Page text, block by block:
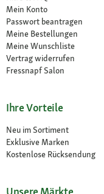
Mein Konto
Passwort beantragen
Meine Bestellungen
Meine Wunschliste
Vertrag widerrufen
Fressnapf Salon
Ihre Vorteile
Neu im Sortiment
Exklusive Marken
Kostenlose Rücksendung